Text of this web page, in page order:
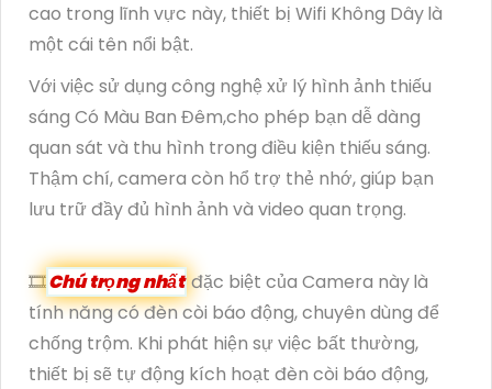
cao trong lĩnh vực này, thiết bị Wifi Không Dâylà
một cái tên nổi bật.
Với việc sử dụng công nghệ xử lý hình ảnh thiếu
sáng Có Màu Ban Đêm,cho phép bạn dễ dàng
quan sát và thu hình trong điều kiện thiếu sáng.
Thậm chí, camera còn hổ trợ thẻ nhớ, giúp bạn
lưu trữ đầy đủ hình ảnh và video quan trọng.
🎞Chú trọng nhất đặc biệt của Camera nàylà
tính năng có đèn còi báo động, chuyên dùng để
chống trộm. Khi phát hiện sự việc bất thường,
thiết bị sẽ tự động kích hoạt đèn còi báo động,